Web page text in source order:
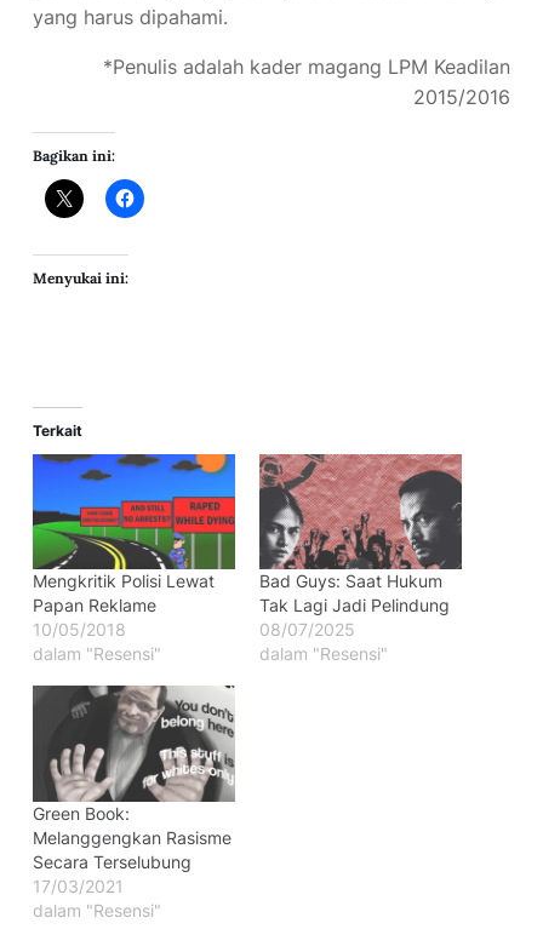
yang harus dipahami.
*Penulis adalah kader magang LPM Keadilan
2015/2016
Bagikan ini:
Menyukai ini:
Terkait
Mengkritik Polisi Lewat
Papan Reklame
10/05/2018
dalam "Resensi"
Bad Guys: Saat Hukum
Tak Lagi Jadi Pelindung
08/07/2025
dalam "Resensi"
Green Book:
Melanggengkan Rasisme
Secara Terselubung
17/03/2021
dalam "Resensi"